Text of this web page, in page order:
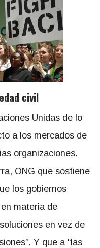
civil
Unidas de lo
a los mercados de
organizaciones.
ONG que sostiene
los gobiernos
materia de
en vez de
Y que a “las